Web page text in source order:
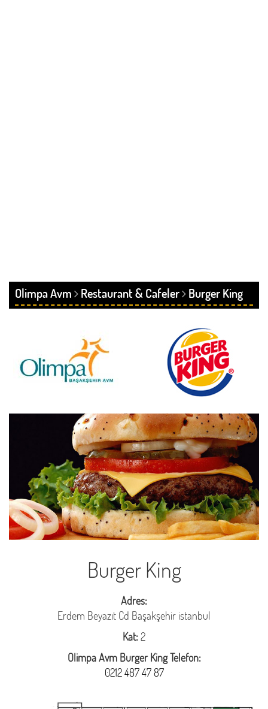
Olimpa Avm Restaurant & Cafeler Burger King
Burger King
Adres:
Erdem Beyazıt Cd Başakşehir istanbul
Kat:2
Olimpa Avm Burger King Telefon:
0212 487 47 87